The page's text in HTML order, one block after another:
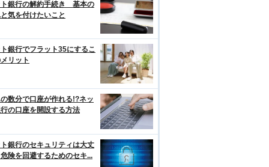
銀行の解約手続き 基本の
気を付けたいこと
銀行でフラット35にするこ
リット
数分で口座が作れる!?ネッ
行の口座を開設する方法
銀行のセキュリティは大丈
険を回避するためのセキ...